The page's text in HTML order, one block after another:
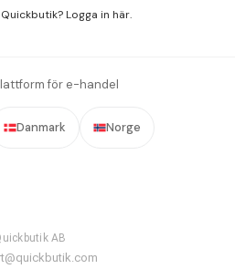
Logga in här.
för e-handel
Danmark Norge
AB